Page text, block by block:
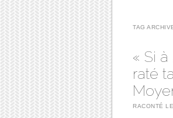
TAG
« Si à
raté
RACONTÉ LE